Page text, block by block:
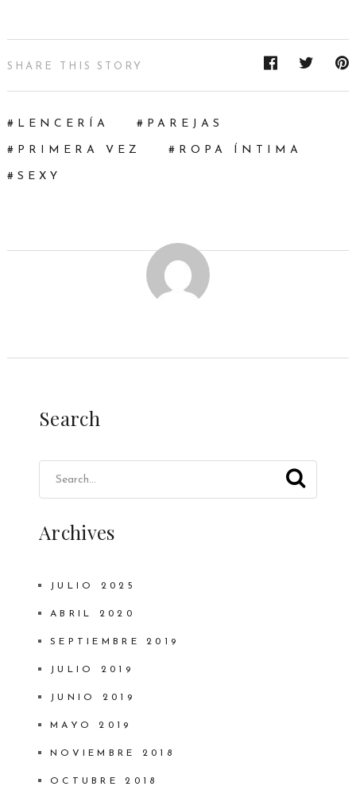
SHARE THIS STORY
LENCERÍA PAREJAS
PRIMERA VEZ ROPA ÍNTIMA
SEXY
Search
Archives
JULIO 2025
ABRIL 2020
SEPTIEMBRE 2019
JULIO 2019
JUNIO 2019
MAYO 2019
NOVIEMBRE 2018
OCTUBRE 2018